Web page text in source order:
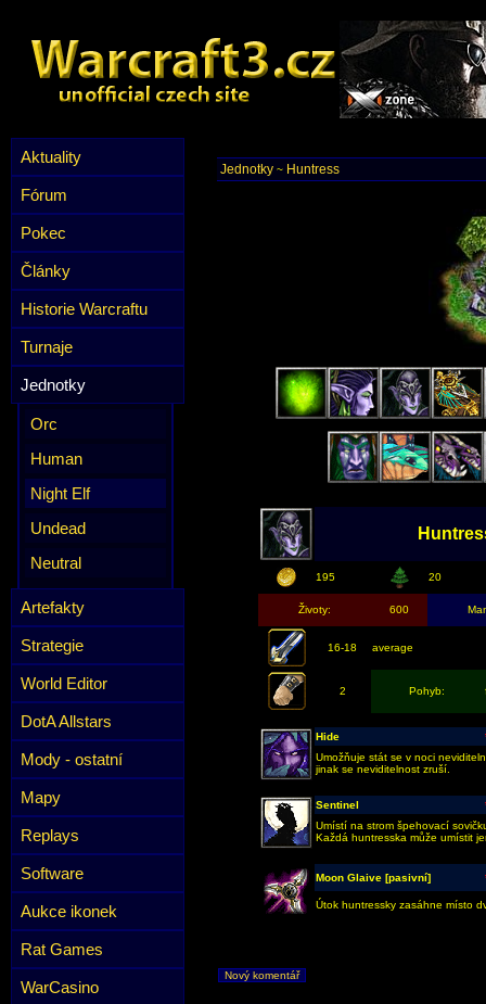
Aktuality
Fórum
Pokec
Články
Historie Warcraftu
Turnaje
Jednotky
Orc
Human
Night Elf
Undead
Neutral
Artefakty
Strategie
World Editor
DotA Allstars
Mody - ostatní
Mapy
Replays
Software
Aukce ikonek
Rat Games
WarCasino
Jednotky ~ Huntress
195 20
Životy: 600
16-18 average
2 Pohyb:
Hide
Umožňuje stát se v noci
jinak se neviditelnost zruší.
Sentinel
Umístí na strom špehovací
Každá huntresska může umístit
Moon Glaive [pasivní]
Útok huntressky zasáhne místo
Nový komentář